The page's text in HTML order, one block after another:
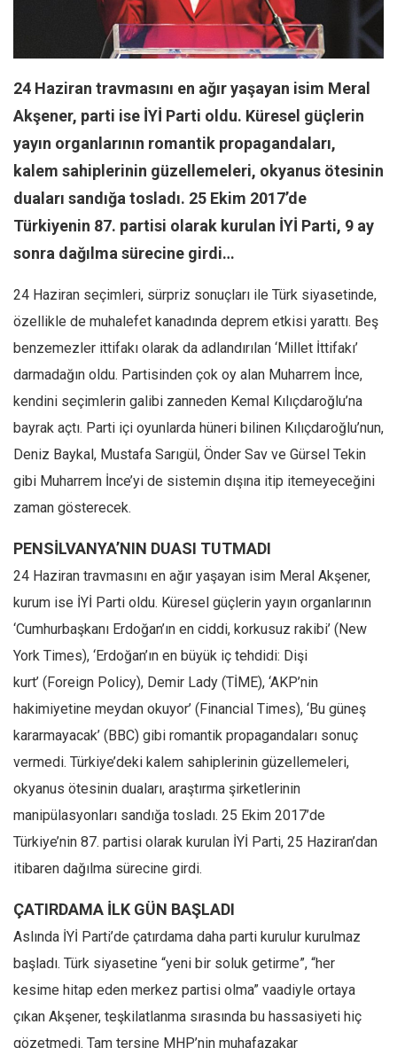
Facebook
Instagram
Editörden
Kemal Özer
Mahmut Toptaş
Yvonne Ridley
Barış Tarımcıoğlu
Hasanali Yıldırım
Leyla Şerif Emin
Selçuk Türkyılmaz
Mehmet Ali Tekin
Abir E. Nahas
Amina S. Jenenkovic
Bağdagül Öz
Esra Elönü
» Yazar arşivi
Bu Sayı
Tüm Sayılar
Kategoriler
Kültür Sanat
Kitap
Karisi kitap sualleri
7 soruda bu hafta
Ekonomi
Spor
Manzara
Sağlık
Gıda-Beslenme
Hayat
Türkiye
Siyaset
24 Haziran travmasını en ağır yaşayan isim Meral
Akşener, parti ise İYİ Parti oldu. Küresel güçlerin
yayın organlarının romantik propagandaları,
kalem sahiplerinin güzellemeleri, okyanus ötesinin
duaları sandığa tosladı. 25 Ekim 2017’de
Türkiyenin 87. partisi olarak kurulan İYİ Parti, 9 ay
sonra dağılma sürecine girdi…
24 Haziran seçimleri, sürpriz sonuçları ile Türk siyasetinde,
özellikle de muhalefet kanadında deprem etkisi yarattı. Beş
benzemezler ittifakı olarak da adlandırılan ‘Millet İttifakı’
darmadağın oldu. Partisinden çok oy alan Muharrem İnce,
kendini seçimlerin galibi zanneden Kemal Kılıçdaroğlu’na
bayrak açtı. Parti içi oyunlarda hüneri bilinen Kılıçdaroğlu’nun,
Deniz Baykal, Mustafa Sarıgül, Önder Sav ve Gürsel Tekin
gibi Muharrem İnce’yi de sistemin dışına itip itemeyeceğini
zaman gösterecek.
PENSİLVANYA’NIN DUASI TUTMADI
24 Haziran travmasını en ağır yaşayan isim Meral Akşener,
kurum ise İYİ Parti oldu. Küresel güçlerin yayın organlarının
‘Cumhurbaşkanı Erdoğan’ın en ciddi, korkusuz rakibi’ (New
York Times), ‘Erdoğan’ın en büyük iç tehdidi: Dişi
kurt’ (Foreign Policy), Demir Lady (TİME), ‘AKP’nin
hakimiyetine meydan okuyor’ (Financial Times), ‘Bu güneş
kararmayacak’ (BBC) gibi romantik propagandaları sonuç
vermedi. Türkiye’deki kalem sahiplerinin güzellemeleri,
okyanus ötesinin duaları, araştırma şirketlerinin
manipülasyonları sandığa tosladı. 25 Ekim 2017’de
Türkiye’nin 87. partisi olarak kurulan İYİ Parti, 25 Haziran’dan
itibaren dağılma sürecine girdi.
ÇATIRDAMA İLK GÜN BAŞLADI
Aslında İYİ Parti’de çatırdama daha parti kurulur kurulmaz
başladı. Türk siyasetine “yeni bir soluk getirme”, “her
kesime hitap eden merkez partisi olma” vaadiyle ortaya
çıkan Akşener, teşkilatlanma sırasında bu hassasiyeti hiç
gözetmedi. Tam tersine MHP’nin muhafazakar